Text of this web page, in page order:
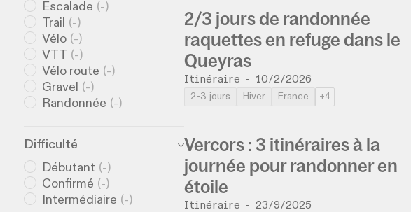
Escalade (-)
Trail
(-)
Vélo (-)
VTT (-)
Vélo route (-)
Gravel
(-)
Randonnée (-)
Difficulté
Débutant (-)
Confirmé (-)
Intermédiaire (-)
2/3 jours de randonnée
raquettes en refuge dans le
Queyras
Itinéraire - 10/2/2026
2-3 jours Hiver France +4
Vercors : 3 itinéraires à la
journée pour randonner en
étoile
Itinéraire -23/9/2025